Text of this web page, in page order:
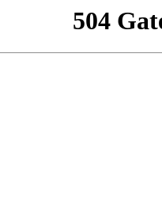
504